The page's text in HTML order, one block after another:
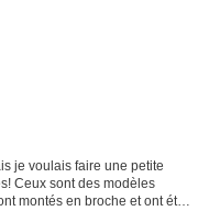
je voulais faire une petite
Ceux sont des modèles
montés en broche et ont été